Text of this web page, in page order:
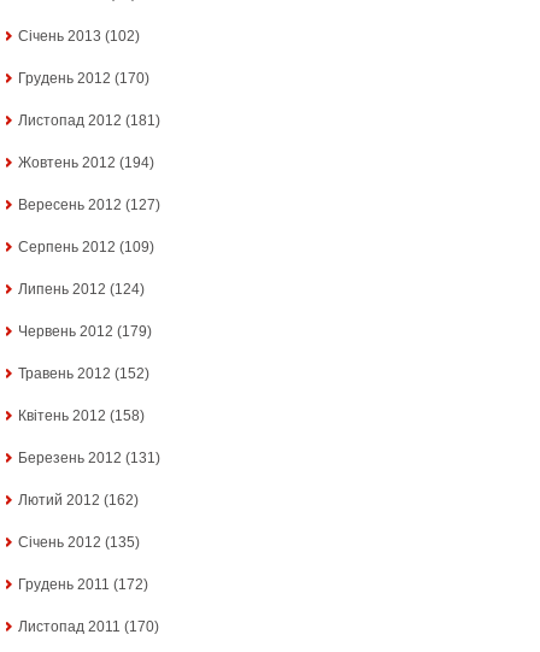
Січень 2013 (102)
Грудень 2012 (170)
Листопад 2012 (181)
Жовтень 2012 (194)
Вересень 2012 (127)
Серпень 2012 (109)
Липень 2012 (124)
Червень 2012 (179)
Травень 2012 (152)
Квітень 2012 (158)
Березень 2012 (131)
Лютий 2012 (162)
Січень 2012 (135)
Грудень 2011 (172)
Листопад 2011 (170)